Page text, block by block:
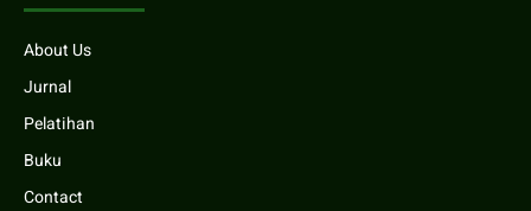
About Us
Jurnal
Pelatihan
Buku
Contact